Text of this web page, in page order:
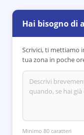
Hai bisogno di
Scrivici, ti mettiamo
tua zona in poche
Minimo 80 caratteri